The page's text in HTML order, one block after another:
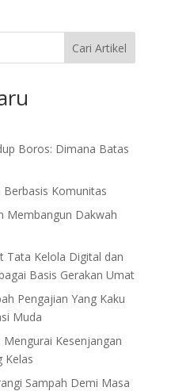
Cari Artikel
Boros: Dimana Batas
Komunitas
Membangun Dakwah
Tata Kelola Digital dan
Basis Gerakan Umat
Pengajian Yang Kaku
Muda
Kesenjangan
Kelas
Sampah Demi Masa